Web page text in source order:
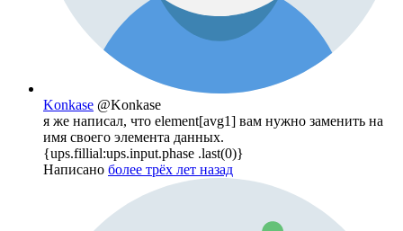
Konkase @Konkase
я же написал, что element[avg1] вам нужно заменить на
имя своего элемента данных.
{ups.fillial:ups.input.phase .last(0)}
Написано более трёх лет назад